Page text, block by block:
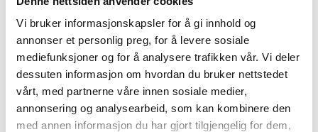
Vi bruker informasjonskapsler for å gi innhold og
annonser et personlig preg, for å levere sosiale
mediefunksjoner og for å analysere trafikken vår. Vi deler
dessuten informasjon om hvordan du bruker nettstedet
vårt, med partnerne våre innen sosiale medier,
annonsering og analysearbeid, som kan kombinere den
med annen informasjon du har gjort tilgjengelig for dem,
STØRRELSER
HVOR KAN MAN KJØPE